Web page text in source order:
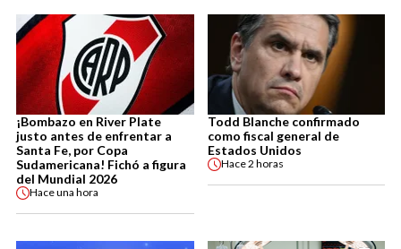
¡Bombazo en River Plate
justo antes de enfrentar a
Santa Fe, por Copa
Sudamericana! Fichó a figura
del Mundial 2026
Haceuna hora
Todd Blanche confirmado
como fiscal general de
Estados Unidos
Hace2 horas